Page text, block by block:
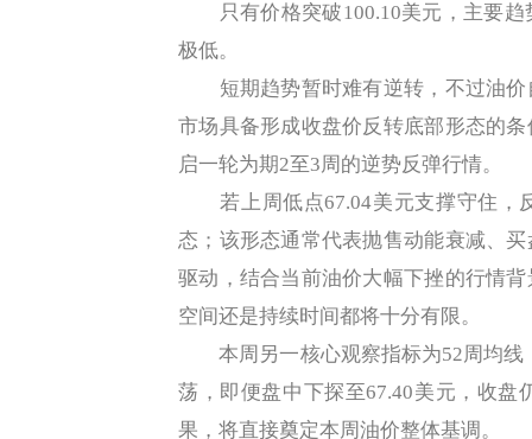
只有价格突破100.10美元，主要趋
极低。
短期趋势暂时难有逆转，不过油价
市场具备形成收盘价反转底部形态的
启一轮为期2至3周的逆势反弹行情。
若上周低点67.04美元支撑守住，
态；该形态通常代表抛售动能衰减、
驱动，结合当前油价大幅下挫的行情
空间还是持续时间都将十分有限。
本周另一核心观察指标为52周均线
荡，即便盘中下探至67.40美元，收
果，将直接奠定本周油价整体基调。